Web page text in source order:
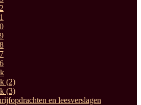
(2)
(3)
en leesverslagen